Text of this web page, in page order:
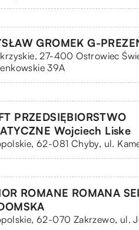
GROMEK G-
27-400 Ostrowiec
39A
PRZEDSIĘBIORSTWO
Wojciech Liske
62-081 Chyby, ul.
ROMANE ROMANA
62-070 Zakrzewo, ul.